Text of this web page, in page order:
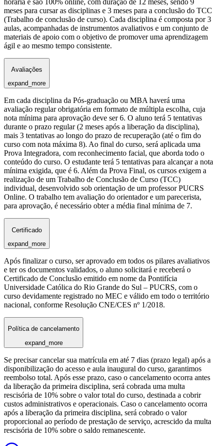
meses para cursar as disciplinas e 3 meses para a conclusão do TCC
(Trabalho de conclusão de curso). Cada disciplina é composta por 3
aulas, acompanhadas de instrumentos avaliativos e um conjunto de
materiais de apoio com o objetivo de promover uma aprendizagem
ágil e ao mesmo tempo consistente.
Avaliações
expand_more
Em cada disciplina da Pós-graduação ou MBA haverá uma
avaliação regular obrigatória em formato de múltipla escolha, cuja
nota mínima para aprovação deve ser 6. O aluno terá 5 tentativas
durante o prazo regular (2 meses após a liberação da disciplina),
mais 3 tentativas ao longo do prazo de recuperação (até o fim do
curso com nota máxima 8). Ao final do curso, será aplicada uma
Prova Integradora, com reconhecimento facial, que aborda todo o
conteúdo do curso. O estudante terá 5 tentativas para alcançar a nota
mínima exigida, que é 6. Além da Prova Final, os cursos exigem a
realização de um Trabalho de Conclusão de Curso (TCC)
individual, desenvolvido sob orientação de um professor PUCRS
Online. O trabalho tem avaliação do orientador e um parecerista,
para aprovação, é necessário obter a média final mínima de 7.
Certificado
expand_more
Após finalizar o curso, ser aprovado em todos os pilares avaliativos
e ter os documentos validados, o aluno solicitará e receberá o
Certificado de Conclusão emitido em nome da Pontifícia
Universidade Católica do Rio Grande do Sul – PUCRS, com o
curso devidamente registrado no MEC e válido em todo o território
nacional, conforme Resolução CNE/CES nº 1/2018.
Política de cancelamento
expand_more
Se precisar cancelar sua matrícula em até 7 dias (prazo legal) após a
disponibilização do acesso e aula inaugural do curso, garantimos
reembolso total. Após esse prazo, caso o cancelamento ocorra antes
da liberação da primeira disciplina, será cobrada uma multa
rescisória de 10% sobre o valor total do curso, destinada a cobrir
custos administrativos e operacionais. Caso o cancelamento ocorra
após a liberação da primeira disciplina, será cobrado o valor
proporcional ao período de prestação de serviço, acrescido da multa
rescisória de 10% sobre o saldo remanescente.